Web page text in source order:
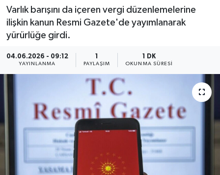
Varlık barışını da içeren vergi düzenlemelerine
ilişkin kanun Resmi Gazete'de yayımlanarak
yürürlüğe girdi.
04.06.2026 - 09:12
YAYINLANMA PAYLAŞIM
1 DK
OKUNMA SÜRESI